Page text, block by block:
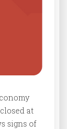
at
signs of